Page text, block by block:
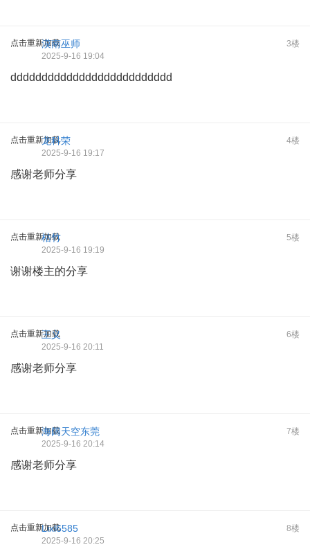
点击重新加载 3楼
漠南巫师
2025-9-16 19:04
dddddddddddddddddddddddddd
点击重新加载 4楼
龙科荣
2025-9-16 19:17
感谢老师分享
点击重新加载 5楼
枯竹
2025-9-16 19:19
谢谢楼主的分享
点击重新加载 6楼
王义
2025-9-16 20:11
感谢老师分享
点击重新加载 7楼
海阔天空东莞
2025-9-16 20:14
感谢老师分享
点击重新加载 8楼
Lixl6585
2025-9-16 20:25